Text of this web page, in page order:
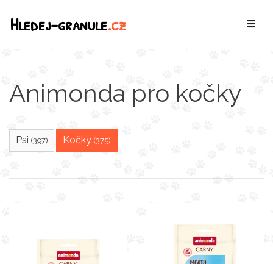
Hledej-granule.cz
Animonda pro kočky
Psi (397) Kočky (375)